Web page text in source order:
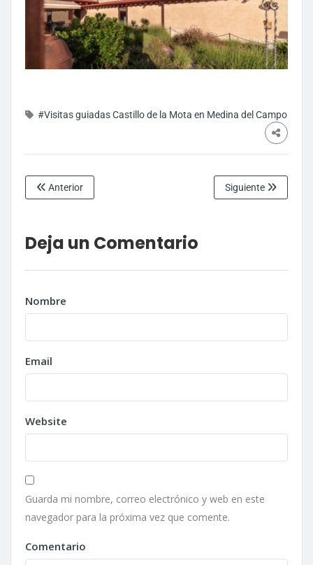
#Visitas guiadas Castillo de la Mota en Medina del Campo
Anterior Siguiente
Deja un Comentario
Nombre
Email
Website
Guarda mi nombre, correo electrónico y web en este
navegador para la próxima vez que comente.
Comentario